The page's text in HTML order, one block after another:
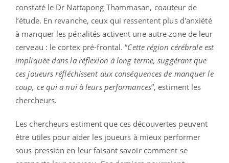
constaté le Dr Nattapong Thammasan, coauteur de
l’étude. En revanche, ceux qui ressentent plus d'anxiété
à manquer les pénalités activent une autre zone de leur
cerveau : le cortex pré-frontal. “Cette région cérébrale est
impliquée dans la réflexion à long terme, suggérant que
ces joueurs réfléchissent aux conséquences de manquer le
coup, ce qui a nui à leurs performances”, estiment les
chercheurs.
Les chercheurs estiment que ces découvertes peuvent
être utiles pour aider les joueurs à mieux performer
sous pression en leur faisant savoir comment se